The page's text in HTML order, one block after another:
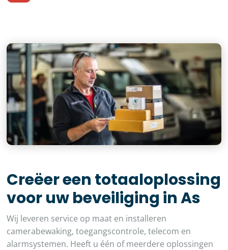
Creëer een totaaloplossing
voor uw beveiliging in As
Wij leveren service op maat en installeren
camerabewaking, toegangscontrole, telecom en
alarmsystemen. Heeft u één of meerdere oplossingen